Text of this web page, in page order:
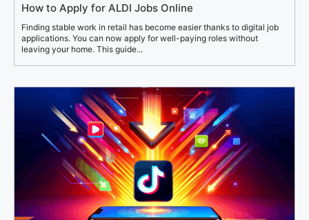
How to Apply for ALDI Jobs Online
Finding stable work in retail has become easier thanks to digital job
applications. You can now apply for well-paying roles without
leaving your home. This guide...